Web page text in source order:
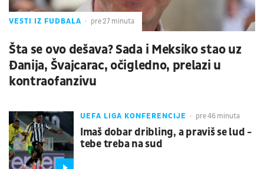
VESTI IZ FUDBALA pre 27 minuta
Šta se ovo dešava? Sada i Meksiko stao uz
Đanija, Švajcarac, očigledno, prelazi u
kontraofanzivu
UEFA LIGA KONFERENCIJE pre 46 minuta
Imaš dobar dribling, a praviš se lud -
tebe treba na sud